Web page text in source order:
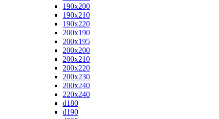
190x200
190x210
190x220
200x190
200x195
200x200
200x210
200x220
200x230
200x240
220x240
d180
d190